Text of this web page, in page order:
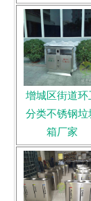
增城区街道环
分类不锈钢垃
箱厂家